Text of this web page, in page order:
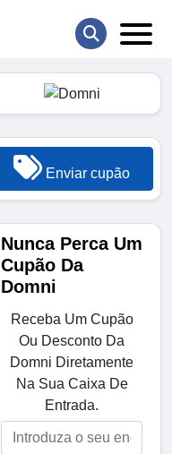
Enviar cupão
Nunca Perca Um
Cupão Da
Domni
Receba Um Cupão
Ou Desconto Da
Domni Diretamente
Na Sua Caixa De
Entrada.